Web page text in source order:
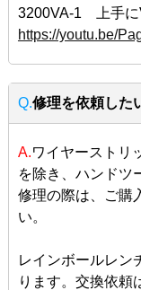
3200VA-1 上手
https://youtu.be/
Q.修理を依頼した
A.ワイヤーストリ
を除き、ハンドツ
修理の際は、ご購
い。
レインボールレン
ります。交換依頼